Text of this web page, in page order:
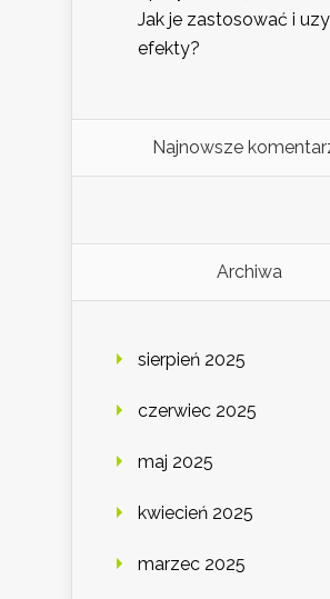
Jak je zastosować i
efekty?
Najnowsze
Archiwa
sierpień 2025
czerwiec 2025
maj 2025
kwiecień 2025
marzec 2025